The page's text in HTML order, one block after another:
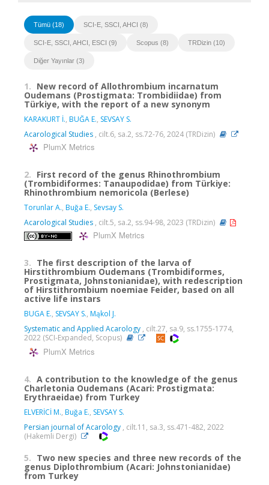
Tümü (18) SCI-E, SSCI, AHCI (8)
SCI-E, SSCI, AHCI, ESCI (9) Scopus (8) TRDizin (10)
Diğer Yayınlar (3)
1. New record of Allothrombium incarnatum
Oudemans (Prostigmata: Trombidiidae) from
Türkiye, with the report of a new synonym
KARAKURT İ., BUĞA E., SEVSAY S.
Acarological Studies , cilt.6, sa.2, ss.72-76, 2024 (TRDizin)
PlumX Metrics
2. First record of the genus Rhinothrombium
(Trombidiformes: Tanaupodidae) from Türkiye:
Rhinothrombium nemoricola (Berlese)
Torunlar A., Buğa E., Sevsay S.
Acarological Studies , cilt.5, sa.2, ss.94-98, 2023 (TRDizin)
PlumX Metrics
3. The first description of the larva of
Hirstithrombium Oudemans (Trombidiformes,
Prostigmata, Johnstonianidae), with redescription
of Hirstithrombium noemiae Feider, based on all
active life instars
BUGA E., SEVSAY S., Mąkol J.
Systematic and Applied Acarology , cilt.27, sa.9, ss.1755-1774,
2022 (SCI-Expanded, Scopus)
PlumX Metrics
4. A contribution to the knowledge of the genus
Charletonia Oudemans (Acari: Prostigmata:
Erythraeidae) from Turkey
ELVERİCİ M., Buğa E., SEVSAY S.
Persian journal of Acarology , cilt.11, sa.3, ss.471-482, 2022
(Hakemli Dergi)
5. Two new species and three new records of the
genus Diplothrombium (Acari: Johnstonianidae)
from Turkey